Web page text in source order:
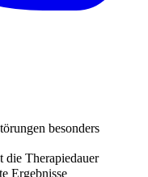
besonders
die Therapiedauer
Ergebnisse